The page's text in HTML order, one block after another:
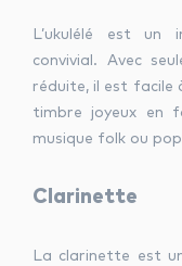
L’ukulélé est
convivial. Avec
réduite, il est facile
timbre joyeux en
musique folk ou
Clarinette
La clarinette est